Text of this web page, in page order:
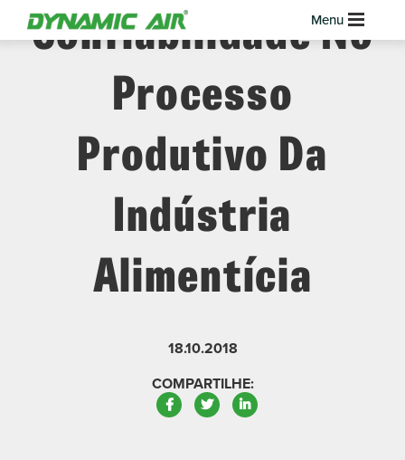
Confiabilidade No
Processo
Produtivo Da
Indústria
Alimentícia
18.10.2018
COMPARTILHE:
Facebook
TwitterLinkedIn